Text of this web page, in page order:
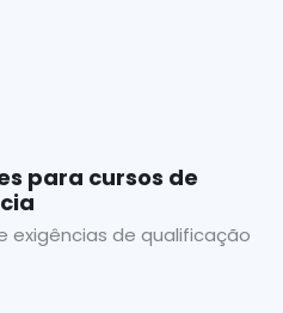
para cursos de
exigências de qualificação